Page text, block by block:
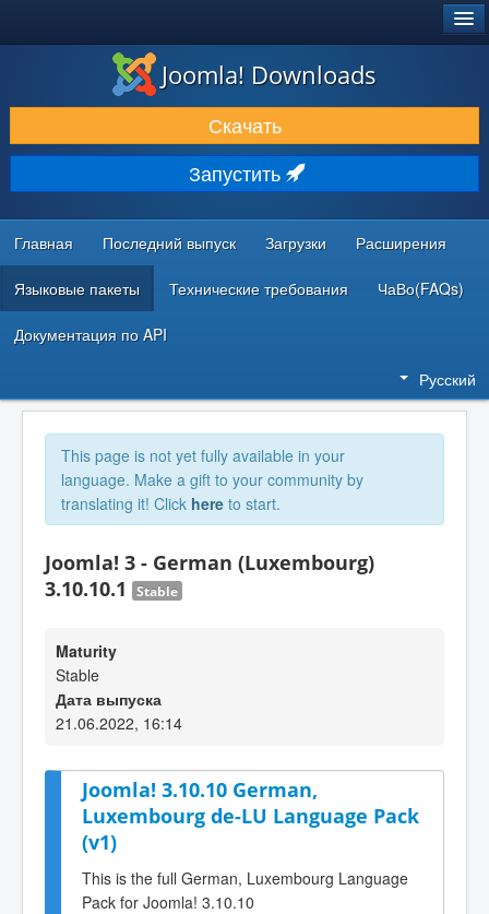
ЗАГРУЗКИ И РАСШИРЕНИЯ
ДОКУМЕНТАЦИЯ И ОБУЧЕНИЕ
СООБЩЕСТВО И ПОДДЕРЖКА
РЕСУРСЫ ДЛЯ РАЗРАБОТЧИКОВ
Joomla! Downloads
Скачать
Запустить
Главная Последний выпуск Загрузки Расширения
Языковые пакеты Технические требования ЧаВо(FAQs)
Документация по API
Русский
This page is not yet fully available in your
language. Make a gift to your community by
translating it! Click here to start.
Joomla! 3 - German (Luxembourg)
3.10.10.1
Stable
Maturity
Stable
Дата выпуска
21.06.2022, 16:14
Joomla! 3.10.10 German,
Luxembourg de-LU Language Pack
(v1)
This is the full German, Luxembourg Language
Pack for Joomla! 3.10.10